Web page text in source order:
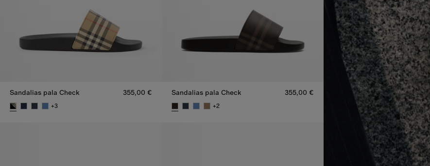
Sandalias pala Check 355,00 €
+3
Sandalias pala Check 355,00 €
+2